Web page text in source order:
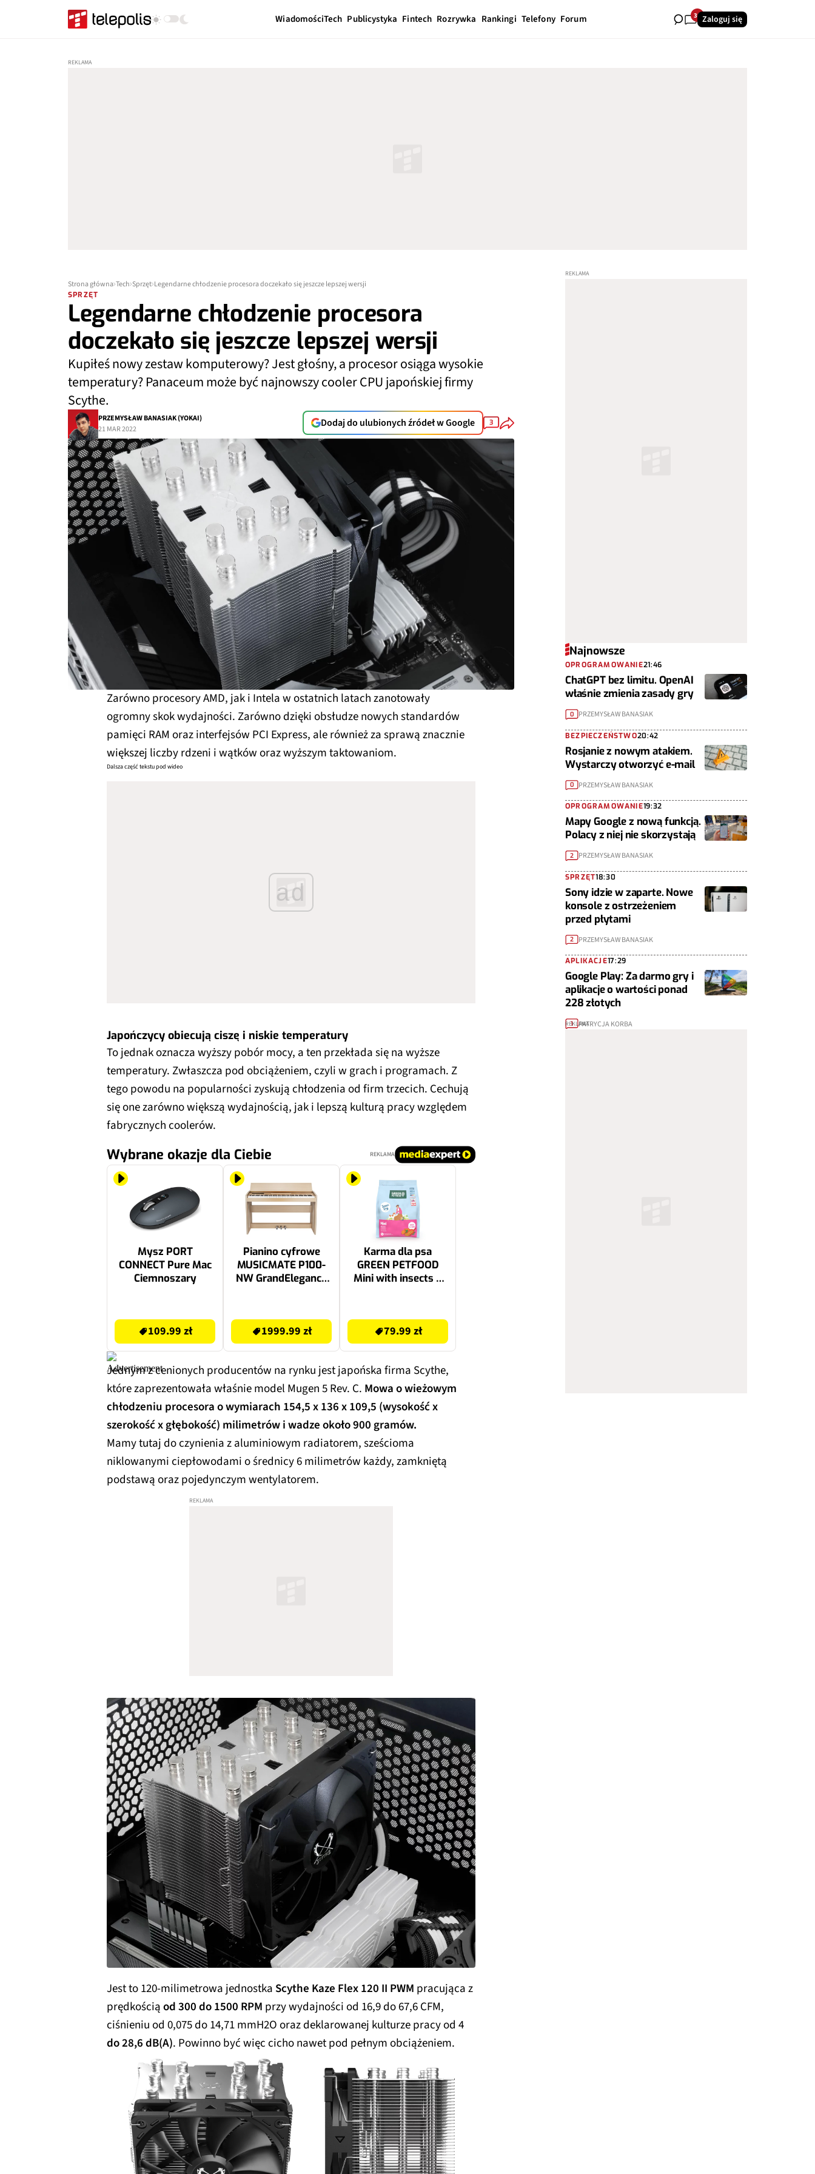
WiadomościTech Publicystyka Fintech Rozrywka Rankingi Telefony Forum 36Zaloguj się
Strona główna Tech Sprzęt Legendarne chłodzenie procesora doczekało się jeszcze lepszej wersji
SPRZĘT
Legendarne chłodzenie procesora
doczekało się jeszcze lepszej wersji
Kupiłeś nowy zestaw komputerowy? Jest głośny, a procesor osiąga wysokie
temperatury? Panaceum może być najnowszy cooler CPU japońskiej firmy
Scythe.
PRZEMYSŁAW BANASIAK (YOKAI)
21 MAR 2022
Dodaj do ulubionych źródeł w Google 3
Zarówno procesory AMD, jak i Intela w ostatnich latach zanotowały
ogromny skok wydajności. Zarówno dzięki obsłudze nowych standardów
pamięci RAM oraz interfejsów PCI Express, ale również za sprawą znacznie
większej liczby rdzeni i wątków oraz wyższym taktowaniom.
Dalsza część tekstu pod wideo
ad
Japończycy obiecują ciszę i niskie temperatury
To jednak oznacza wyższy pobór mocy, a ten przekłada się na wyższe
temperatury. Zwłaszcza pod obciążeniem, czyli w grach i programach. Z
tego powodu na popularności zyskują chłodzenia od firm trzecich. Cechują
się one zarówno większą wydajnością, jak i lepszą kulturą pracy względem
fabrycznych coolerów.
Wybrane okazje dla Ciebie REKLAMA
Mysz PORT
CONNECT Pure Mac
Ciemnoszary
109.99 zł
Pianino cyfrowe
MUSICMATE P100-
NW GrandElegance
1999.99 zł
Karma dla psa
GREEN PETFOOD
Mini with insects 3
79.99 zł
Jednym z cenionych producentów na rynku jest japońska firma Scythe,
które zaprezentowała właśnie model Mugen 5 Rev. C. Mowa o wieżowym
chłodzeniu procesora o wymiarach 154,5 x 136 x 109,5 (wysokość x
szerokość x głębokość) milimetrów i wadze około 900 gramów.
Mamy tutaj do czynienia z aluminiowym radiatorem, sześcioma
niklowanymi ciepłowodami o średnicy 6 milimetrów każdy, zamkniętą
podstawą oraz pojedynczym wentylatorem.
Jest to 120-milimetrowa jednostka Scythe Kaze Flex 120 II PWM pracująca z
prędkościąod 300 do 1500 RPM przy wydajności od 16,9 do 67,6 CFM,
ciśnieniu od 0,075 do 14,71 mmH2O oraz deklarowanej kulturze pracy od 4
do 28,6 dB(A). Powinno być więc cicho nawet pod pełnym obciążeniem.
Najnowsze
OPROGRAMOWANIE21:46
ChatGPT bez limitu. OpenAI
właśnie zmienia zasady gry
0 PRZEMYSŁAW BANASIAK
BEZPIECZEŃSTWO20:42
Rosjanie z nowym atakiem.
Wystarczy otworzyć e-mail
0 PRZEMYSŁAW BANASIAK
OPROGRAMOWANIE19:32
Mapy Google z nową funkcją.
Polacy z niej nie skorzystają
2 PRZEMYSŁAW BANASIAK
SPRZĘT18:30
Sony idzie w zaparte. Nowe
konsole z ostrzeżeniem
przed płytami
2 PRZEMYSŁAW BANASIAK
APLIKACJE17:29
Google Play: Za darmo gry i
aplikacje o wartości ponad
228 złotych
1 PATRYCJA KORBA